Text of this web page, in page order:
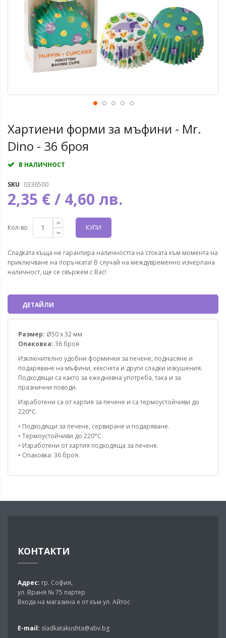
Хартиени форми за мъфини - Mr.
Dino - 36 броя
В НАЛИЧНОСТ
SKU 0336500
2,35 € / 4,60 лв.
Кол-во КУПИ
Сладката къща не гарантира наличността на стоката към момента на
приключване на поръчката! В случай на междувременно изчерпана
наличност, ще се свържем с Вас!
ДЕТАЙЛИ
Размер: Ø50 x 32 мм
Опаковка: 36 броя
Изключително удобни формички за печене, поднасяне и
подаряване на мъфини, кексчета и други сладки изкушения.
Подходящи са както за ежедневна употреба, така и за
празнични поводи.
Изработени са от хартия за печене и са термоустойчиви до
220°C.
• Подходящи за печене, сервиране и подаряване.
• Термоустойчиви до 220°C.
• Изработени от хартия подходяща за печене.
• Опаковка: 36 броя.
КОНТАКТИ
Адрес: гр. София,
ул. Враня № 75 партер
Входа на магазина е от към ул. Айтос
E-mail: sladkatakushta@abv.bg